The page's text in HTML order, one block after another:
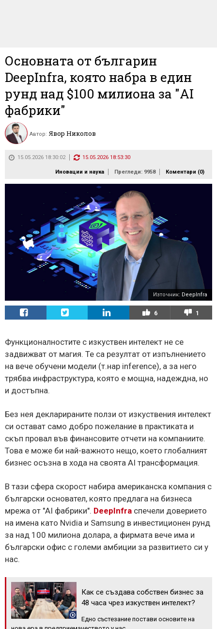
Основната от българин
DeepInfra, която набра в един
рунд над $100 милиона за "AI
фабрики"
Автор: Явор Николов
15.05.2026 18:30:02 15.05.2026 18:53:30
Иновации и наука Прегледи: 9958 Коментари (0)
Източник: DeepInfra
6 1
Функционалностите с изкуствен интелект не се
задвижват от магия. Те са резултат от изпълнението
на вече обучени модели (т.нар inference), а за него
трябва инфраструктура, която е мощна, надеждна, но
и достъпна.
Без нея декларираните ползи от изкуствения интелект
си остават само добро пожелание в практиката и
скъп провал във финансовите отчети на компаниите.
Това е може би най-важното нещо, което глобалният
бизнес осъзна в хода на своята AI трансформация.
В тази сфера скорост набира американска компания с
български основател, която предлага на бизнеса
мрежа от "AI фабрики". DeepInfra спечели доверието
на имена като Nvidia и Samsung в инвестиционен рунд
за над 100 милиона долара, а фирмата вече има и
български офис с големи амбиции за развитието си у
нас.
Как се създава собствен бизнес за
48 часа чрез изкуствен интелект?
Едно състезание постави основите на